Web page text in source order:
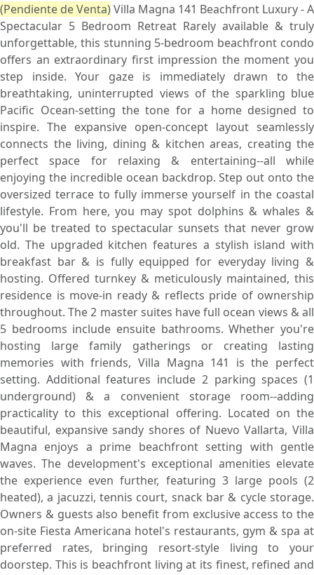
(Pendiente de Venta) Villa Magna 141 Beachfront Luxury - A
Spectacular 5 Bedroom Retreat Rarely available & truly
unforgettable, this stunning 5-bedroom beachfront condo
offers an extraordinary first impression the moment you
step inside. Your gaze is immediately drawn to the
breathtaking, uninterrupted views of the sparkling blue
Pacific Ocean-setting the tone for a home designed to
inspire. The expansive open-concept layout seamlessly
connects the living, dining & kitchen areas, creating the
perfect space for relaxing & entertaining--all while
enjoying the incredible ocean backdrop. Step out onto the
oversized terrace to fully immerse yourself in the coastal
lifestyle. From here, you may spot dolphins & whales &
you'll be treated to spectacular sunsets that never grow
old. The upgraded kitchen features a stylish island with
breakfast bar & is fully equipped for everyday living &
hosting. Offered turnkey & meticulously maintained, this
residence is move-in ready & reflects pride of ownership
throughout. The 2 master suites have full ocean views & all
5 bedrooms include ensuite bathrooms. Whether you're
hosting large family gatherings or creating lasting
memories with friends, Villa Magna 141 is the perfect
setting. Additional features include 2 parking spaces (1
underground) & a convenient storage room--adding
practicality to this exceptional offering. Located on the
beautiful, expansive sandy shores of Nuevo Vallarta, Villa
Magna enjoys a prime beachfront setting with gentle
waves. The development's exceptional amenities elevate
the experience even further, featuring 3 large pools (2
heated), a jacuzzi, tennis court, snack bar & cycle storage.
Owners & guests also benefit from exclusive access to the
on-site Fiesta Americana hotel's restaurants, gym & spa at
preferred rates, bringing resort-style living to your
doorstep. This is beachfront living at its finest, refined and